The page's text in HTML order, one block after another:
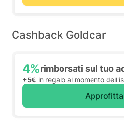
Cashback Goldcar
4%rimborsati sul tuo
+5€ in regalo al momento